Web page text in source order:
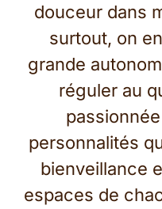
douceur dans
surtout, on
grande
réguler au
personnalités
bienveillance
espaces de